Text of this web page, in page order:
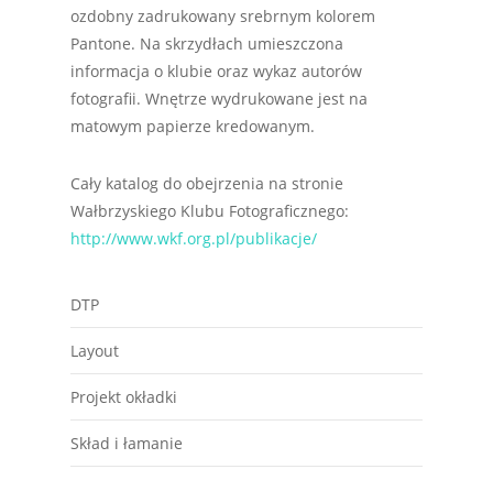
ozdobny zadrukowany srebrnym kolorem
Pantone. Na skrzydłach umieszczona
informacja o klubie oraz wykaz autorów
fotografii. Wnętrze wydrukowane jest na
matowym papierze kredowanym.
Cały katalog do obejrzenia na stronie
Wałbrzyskiego Klubu Fotograficznego:
http://www.wkf.org.pl/publikacje/
DTP
Layout
Projekt okładki
Skład i łamanie